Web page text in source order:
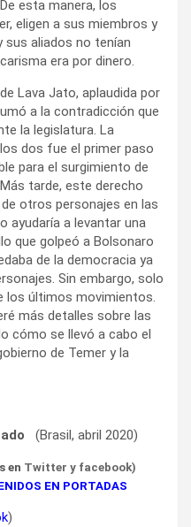
esta manera, los
eligen a sus miembros y
sus aliados no tenían
era por dinero.
Lava Jato, aplaudida por
a la contradicción que
la legislatura. La
dos fue el primer paso
para el surgimiento de
tarde, este derecho
otros personajes en las
ayudaría a levantar una
que golpeó a Bolsonaro
de la democracia ya
Sin embargo, solo
los últimos movimientos.
más detalles sobre las
cómo se llevó a cabo el
de Temer y la
(Brasil, abril 2020)
en Twitter y facebook)
EN PORTADAS
)